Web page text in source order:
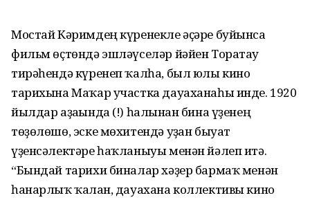
Мостай Кәримдең күренекле әҫәре буйынса
фильм өҫтөндә эшләүселәр йәйен Торатау
тирәһендә күренеп ҡалһа, был юлы кино
тарихына Маҡар участка дауаханаһы инде. 1920
йылдар аҙағында (!) һалынған бина үҙенең
төҙөлөшө, эске мөхитендә уҙған быуат
үҙенсәлектәре һаҡланыуы менән йәлеп итә.
“Бындай тарихи биналар хәҙер бармаҡ менән
һанарлыҡ ҡалған, дауахана коллективы кино